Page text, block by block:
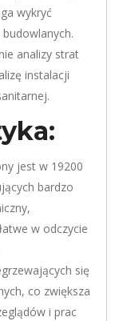
wykryć
analizy strat
instalacji
jest w 19200
bardzo
w odczycie
się
co zwiększa
i prac